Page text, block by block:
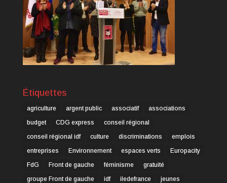
Étiquettes
agriculture argent public associatif
associations
budget
CDG express
conseil régional
conseil régional idf
culture discriminations
emplois
entreprises
Environnement espaces verts
Europacity
FdG
Front de gauche féminisme
gratuité
groupe Front de gauche
idf iledefrance
jeunes